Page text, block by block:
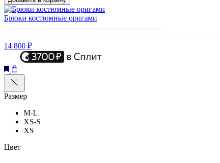
Брюки костюмные оригами
14 800 ₽
Размер
M-L
XS-S
XS
Цвет